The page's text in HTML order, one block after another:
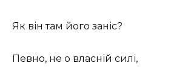
Як він там його заніс?
Певно, не о власній силі,